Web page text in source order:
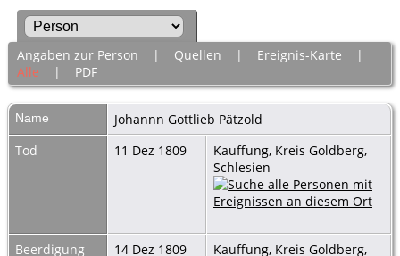
Angaben zur Person | Quellen | Ereignis-Karte |
Alle | PDF
Name Johannn Gottlieb Pätzold
Tod
11 Dez 1809
Kauffung, Kreis Goldberg,
Schlesien
Beerdigung 14 Dez 1809
Kauffung, Kreis Goldberg,